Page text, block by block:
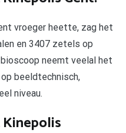
vroeger heette, zag het
en 3407 zetels op
neemt veelal het
beeldtechnisch,
niveau.